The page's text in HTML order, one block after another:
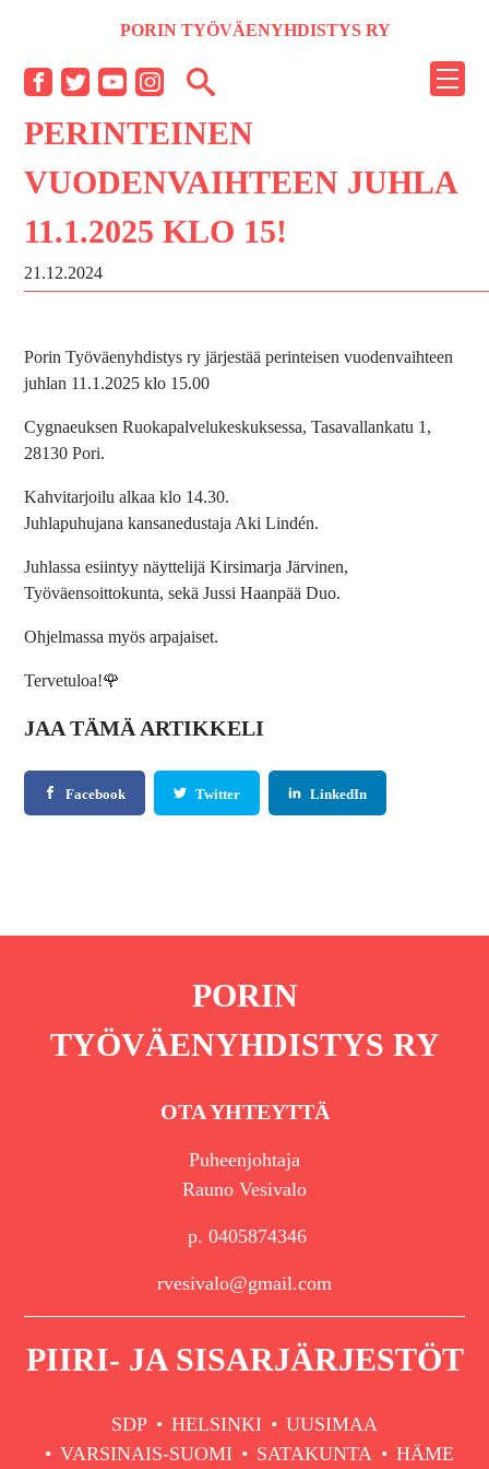
PORIN TYÖVÄENYHDISTYS RY
PERINTEINEN
VUODENVAIHTEEN JUHLA
11.1.2025 KLO 15!
21.12.2024
Porin Työväenyhdistys ry järjestää perinteisen vuodenvaihteen
juhlan 11.1.2025 klo 15.00
Cygnaeuksen Ruokapalvelukeskuksessa, Tasavallankatu 1,
28130 Pori.
Kahvitarjoilu alkaa klo 14.30.
Juhlapuhujana kansanedustaja Aki Lindén.
Juhlassa esiintyy näyttelijä Kirsimarja Järvinen,
Työväensoittokunta, sekä Jussi Haanpää Duo.
Ohjelmassa myös arpajaiset.
Tervetuloa!🌹
JAA TÄMÄ ARTIKKELI
Facebook Twitter LinkedIn
PORIN
TYÖVÄENYHDISTYS RY
OTA YHTEYTTÄ
Puheenjohtaja
Rauno Vesivalo
p. 0405874346
rvesivalo@gmail.com
PIIRI- JA SISARJÄRJESTÖT
SDP HELSINKI
UUSIMAA
VARSINAIS-SUOMI
SATAKUNTA HÄME